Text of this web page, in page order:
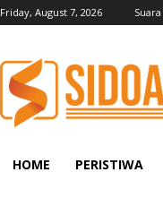
Friday, August 7, 2026
HOME PERISTIWA